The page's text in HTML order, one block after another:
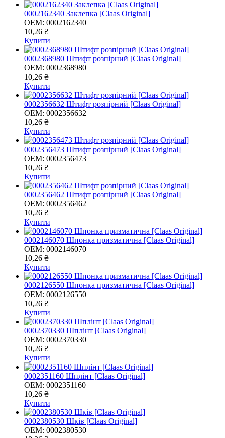
0002162340 Заклепка [Claas Original]
OEM: 0002162340
10,26 ₴
Купити
0002368980 Штифт розпірний [Claas Original]
OEM: 0002368980
10,26 ₴
Купити
0002356632 Штифт розпірний [Claas Original]
OEM: 0002356632
10,26 ₴
Купити
0002356473 Штифт розпірний [Claas Original]
OEM: 0002356473
10,26 ₴
Купити
0002356462 Штифт розпірний [Claas Original]
OEM: 0002356462
10,26 ₴
Купити
0002146070 Шпонка призматична [Claas Original]
OEM: 0002146070
10,26 ₴
Купити
0002126550 Шпонка призматична [Claas Original]
OEM: 0002126550
10,26 ₴
Купити
0002370330 Шплінт [Claas Original]
OEM: 0002370330
10,26 ₴
Купити
0002351160 Шплінт [Claas Original]
OEM: 0002351160
10,26 ₴
Купити
0002380530 Шків [Claas Original]
OEM: 0002380530